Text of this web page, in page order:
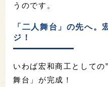
うのです。
「二人舞台」の先へ。
ジ！
いわば宏和商工としての
舞台」が完成！